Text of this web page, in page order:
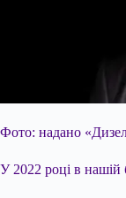
Фото: надано
У 2022 році в нашій